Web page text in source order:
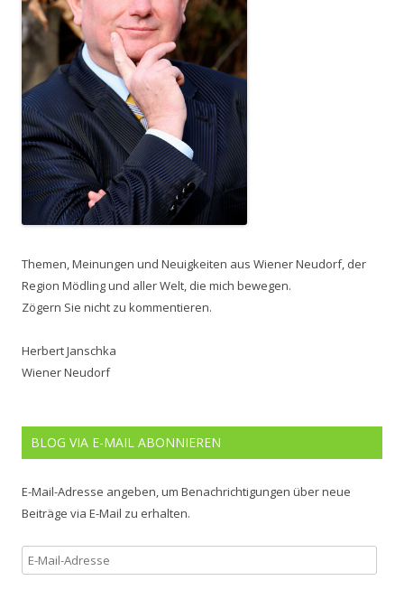
Themen, Meinungen und Neuigkeiten aus Wiener Neudorf, der
Region Mödling und aller Welt, die mich bewegen.
Zögern Sie nicht zu kommentieren.
Herbert Janschka
Wiener Neudorf
BLOG VIA E-MAIL ABONNIEREN
E-Mail-Adresse angeben, um Benachrichtigungen über neue
Beiträge via E-Mail zu erhalten.
E-
Mail-